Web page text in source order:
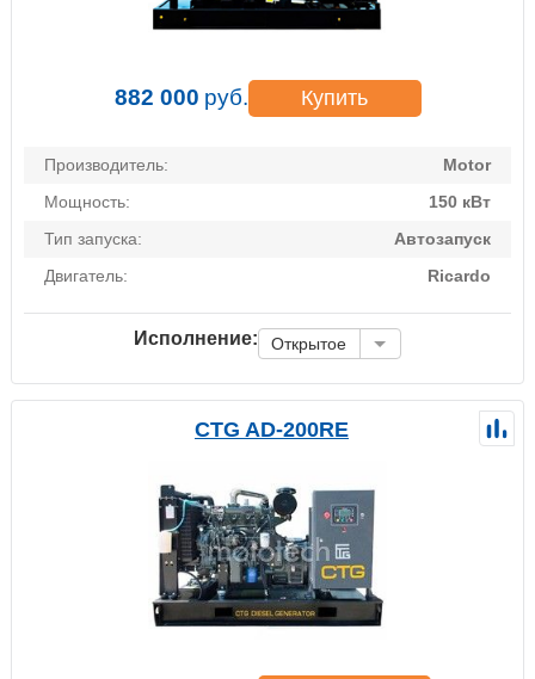
882 000 руб. Купить
Производитель:
Motor
Мощность:
150 кВт
Тип запуска:
Автозапуск
Двигатель:
Ricardo
Исполнение: Открытое
CTG AD-200RE